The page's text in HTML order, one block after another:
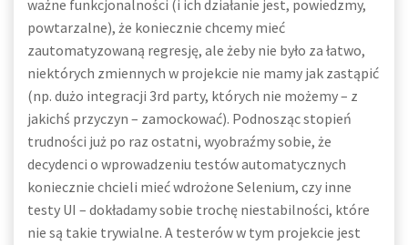
ważne funkcjonalności (i ich działanie jest, powiedzmy,
powtarzalne), że koniecznie chcemy mieć
zautomatyzowaną regresję, ale żeby nie było za łatwo,
niektórych zmiennych w projekcie nie mamy jak zastąpić
(np. dużo integracji 3rd party, których nie możemy – z
jakichś przyczyn – zamockować). Podnosząc stopień
trudności już po raz ostatni, wyobraźmy sobie, że
decydenci o wprowadzeniu testów automatycznych
koniecznie chcieli mieć wdrożone Selenium, czy inne
testy UI – dokładamy sobie trochę niestabilności, które
nie są takie trywialne. A testerów w tym projekcie jest